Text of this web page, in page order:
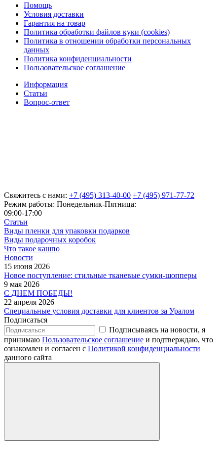
Помощь
Условия доставки
Гарантия на товар
Политика обработки файлов куки (cookies)
Политика в отношении обработки персональных
данных
Политика конфиденциальности
Пользовательское соглашение
Информация
Статьи
Вопрос-ответ
Свяжитесь с нами: +7 (495) 313-40-00 +7 (495) 971-77-72
Режим работы: Понедельник-Пятница:
09:00-17:00
Статьи
Виды пленки для упаковки подарков
Виды подарочных коробок
Что такое кашпо
Новости
15 июня 2026
Новое поступление: стильные тканевые сумки-шопперы
9 мая 2026
С ДНЕМ ПОБЕДЫ!
22 апреля 2026
Специальные условия доставки для клиентов за Уралом
Подписаться
Подписываясь на новости, я
принимаю Пользовательское соглашение и подтверждаю, что
ознакомлен и согласен с Политикой конфиденциальности
данного сайта